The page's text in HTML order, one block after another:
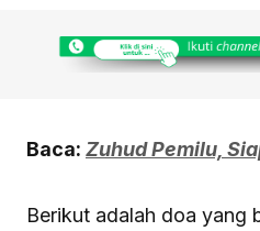
Baca: Zuhud Pemilu,
Berikut adalah doa yang